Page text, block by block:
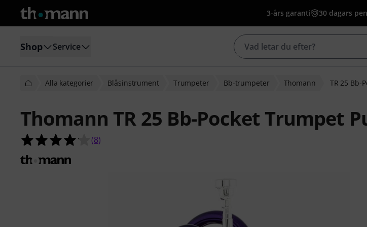
3-års garanti 30 dagars
Shop Service
Alla kategorier Blåsinstrument Trumpeter Bb-trumpeter Thomann TR 25 Bb-
Thomann TR 25 Bb-Pocket Trumpet
4.1 av 5 stjärnor från 8 kundbetyg
(8)